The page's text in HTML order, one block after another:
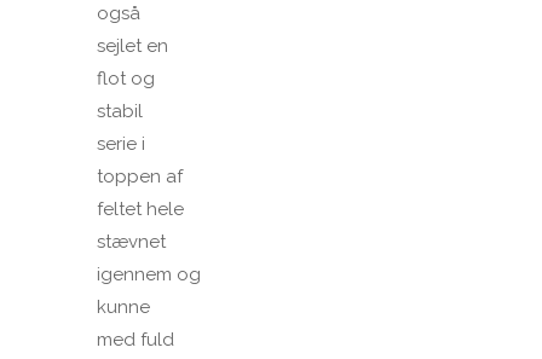
også
sejlet en
flot og
stabil
serie i
toppen af
feltet hele
stævnet
igennem og
kunne
med fuld